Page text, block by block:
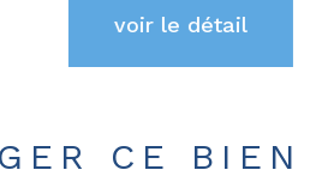
voir le détail
CE BIEN